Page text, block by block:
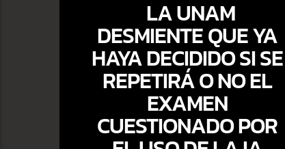
LA UNAM
DESMIENTE QUE YA
HAYA DECIDIDO SI SE
REPETIRÁ O NO EL
EXAMEN
CUESTIONADO POR